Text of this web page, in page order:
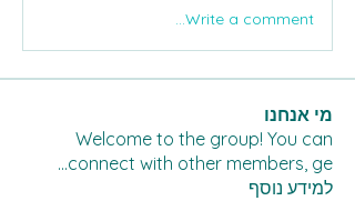
Write a comment...
מי אנחנו
Welcome to the group! You can
connect with other members, ge
...
למידע נוסף